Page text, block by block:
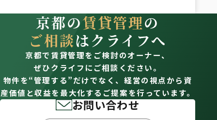
京都の賃貸管理の
ご相談はクライフへ
京都で賃貸管理をご検討のオーナー、
ぜひクライフにご相談ください。
物件を“管理する”だけでなく、経営の視点から資
産価値と収益を最大化するご提案を行っています。
お問い合わせ